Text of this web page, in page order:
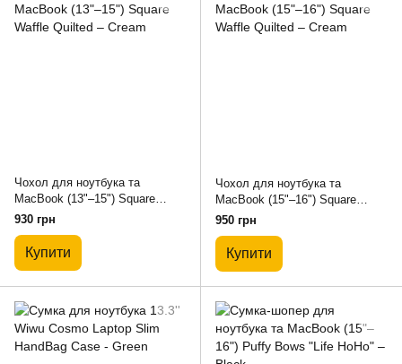
Чохол для ноутбука та
MacBook (13"–15") Square
Waffle Quilted – Cream
930 грн
Купити
Чохол для ноутбука та
MacBook (15"–16") Square
Waffle Quilted – Cream
950 грн
Купити